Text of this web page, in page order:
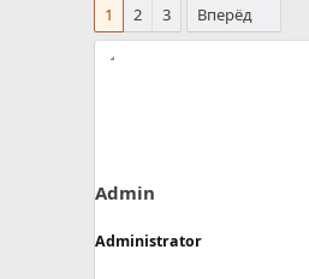
1 2 3 Вперёд
Admin
Administrator